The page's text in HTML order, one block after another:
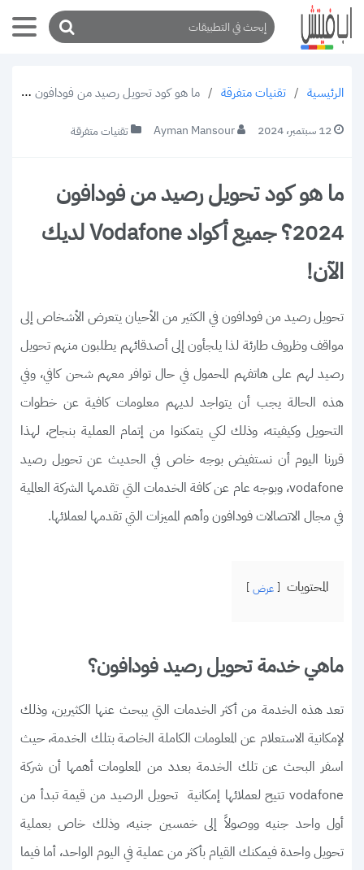
الرئيسية / تقنيات متفرقة / ما هو كود تحويل رصيد من فودافون 2024؟ جميع أكواد Vodafone لديك الآن!
12 سبتمبر، 2024 Ayman Mansour تقنيات متفرقة
ما هو كود تحويل رصيد من فودافون
2024؟ جميع أكواد Vodafone لديك
الآن!
تحويل رصيد من فودافون في الكثير من الأحيان يتعرض الأشخاص إلى
مواقف وظروف طارئة لذا يلجأون إلى أصدقائهم يطلبون منهم تحويل
رصيد لهم على هاتفهم المحمول في حال توافر معهم شحن كافي، وفي
هذه الحالة يجب أن يتواجد لديهم معلومات كافية عن خطوات
التحويل وكيفيته، وذلك لكي يتمكنوا من إتمام العملية بنجاح، لهذا
قررنا اليوم أن نستفيض بوجه خاص في الحديث عن تحويل رصيد
vodafone، وبوجه عام عن كافة الخدمات التي تقدمها الشركة العالمية
في مجال الاتصالات فودافون وأهم المميزات التي تقدمها لعملائها.
المحتويات عرض
ماهي خدمة تحويل رصيد فودافون؟
تعد هذه الخدمة من أكثر الخدمات التي يبحث عنها الكثيرين، وذلك
لإمكانية الاستعلام عن المعلومات الكاملة الخاصة بتلك الخدمة، حيث
اسفر البحث عن تلك الخدمة بعدد من المعلومات أهمها أن شركة
vodafone تتيح لعملائها إمكانية تحويل الرصيد من قيمة تبدأ من
أول واحد جنيه ووصولاً إلى خمسين جنيه، وذلك خاص بعملية
تحويل واحدة فيمكنك القيام بأكثر من عملية في اليوم الواحد، أما فيما